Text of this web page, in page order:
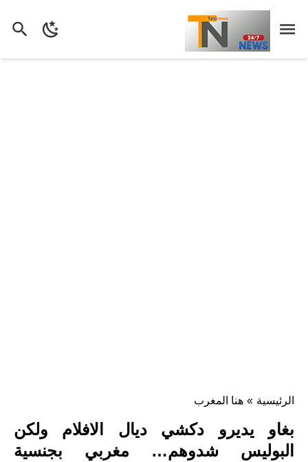
الرئيسية » هنا المغرب
بغاو يديرو دكشي ديال الافلام ولكن
البوليس شدوهم… مغربي بجنسية